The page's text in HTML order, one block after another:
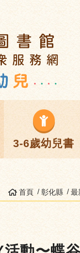
3-6歲幼兒書
首頁 彰化縣 最